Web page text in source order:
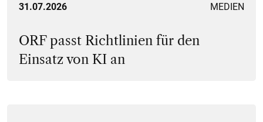
31.07.2026 MEDIEN
ORF passt Richtlinien für den
Einsatz von KI an